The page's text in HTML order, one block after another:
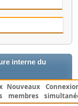
interne du
Nouveaux
membres